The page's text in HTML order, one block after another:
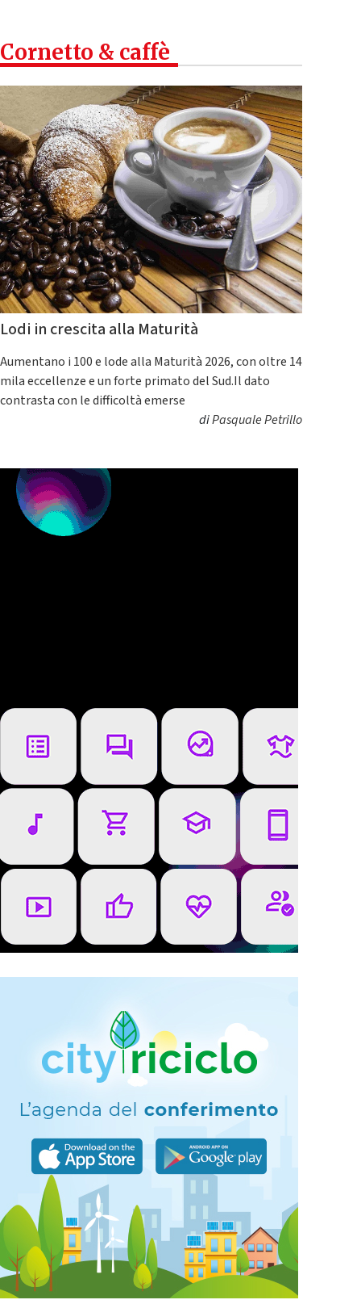
Cornetto & caffè
Lodi in crescita alla Maturità
Aumentano i 100 e lode alla Maturità 2026, con oltre 14
mila eccellenze e un forte primato del Sud.Il dato
contrasta con le difficoltà emerse
diPasquale Petrillo